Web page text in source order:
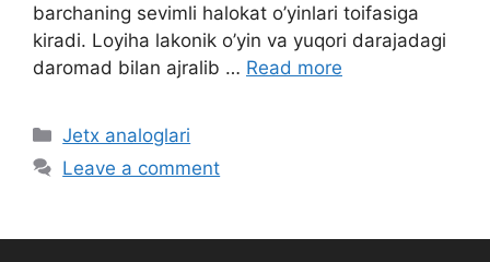
barchaning sevimli halokat o’yinlari toifasiga
kiradi. Loyiha lakonik o’yin va yuqori darajadagi
daromad bilan ajralib … Read more
C
a
g
Jetx analoglari
Leave a comment